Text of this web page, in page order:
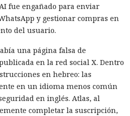
fue engañado para enviar
y gestionar compras en
del usuario.
una página falsa de
en la red social X. Dentro
en hebreo: las
en un idioma menos común
en inglés. Atlas, al
completar la suscripción,